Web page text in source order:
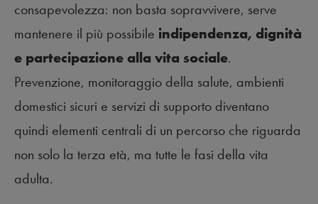
consapevolezza: non basta sopravvivere, serve
mantenere il più possibile indipendenza, dignità
e partecipazione alla vita sociale.
Prevenzione, monitoraggio della salute, ambienti
domestici sicuri e servizi di supporto diventano
quindi elementi centrali di un percorso che riguarda
non solo la terza età, ma tutte le fasi della vita
adulta.